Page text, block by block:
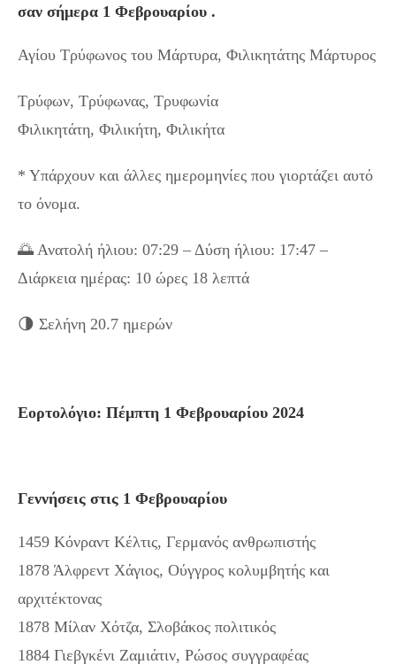
σαν σήμερα 1 Φεβρουαρίου .
Αγίου Τρύφωνος του Μάρτυρα, Φιλικητάτης Μάρτυρος
Τρύφων, Τρύφωνας, Τρυφωνία
Φιλικητάτη, Φιλικήτη, Φιλικήτα
* Υπάρχουν και άλλες ημερομηνίες που γιορτάζει αυτό
το όνομα.
🌅 Ανατολή ήλιου: 07:29 – Δύση ήλιου: 17:47 –
Διάρκεια ημέρας: 10 ώρες 18 λεπτά
🌗 Σελήνη 20.7 ημερών
Εορτολόγιο: Πέμπτη 1 Φεβρουαρίου 2024
Γεννήσεις στις 1 Φεβρουαρίου
1459 Κόνραντ Κέλτις, Γερμανός ανθρωπιστής
1878 Άλφρεντ Χάγιος, Ούγγρος κολυμβητής και
αρχιτέκτονας
1878 Μίλαν Χότζα, Σλοβάκος πολιτικός
1884 Γιεβγκένι Ζαμιάτιν, Ρώσος συγγραφέας